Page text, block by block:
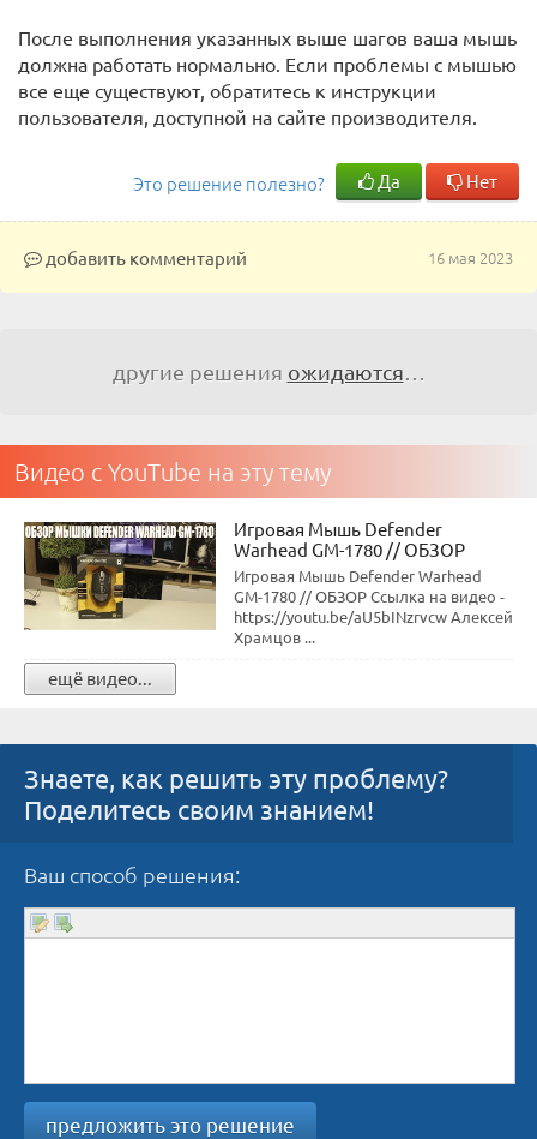
После выполнения указанных выше шагов ваша мышь
должна работать нормально. Если проблемы с мышью
все еще существуют, обратитесь к инструкции
пользователя, доступной на сайте производителя.
Это решение полезно? Да Нет
16 мая 2023
добавить комментарий
другие решения ожидаются
Видео с YouTube на эту тему
Игровая Мышь Defender
Warhead GM-1780 // ОБЗОР
Игровая Мышь Defender Warhead
GM-1780 // ОБЗОР Ссылка на видео -
https://youtu.be/aU5bINzrvcw Алексей
Храмцов ...
ещё видео...
Знаете, как решить эту проблему?
Поделитесь своим знанием!
Ваш способ решения:
предложить это решение